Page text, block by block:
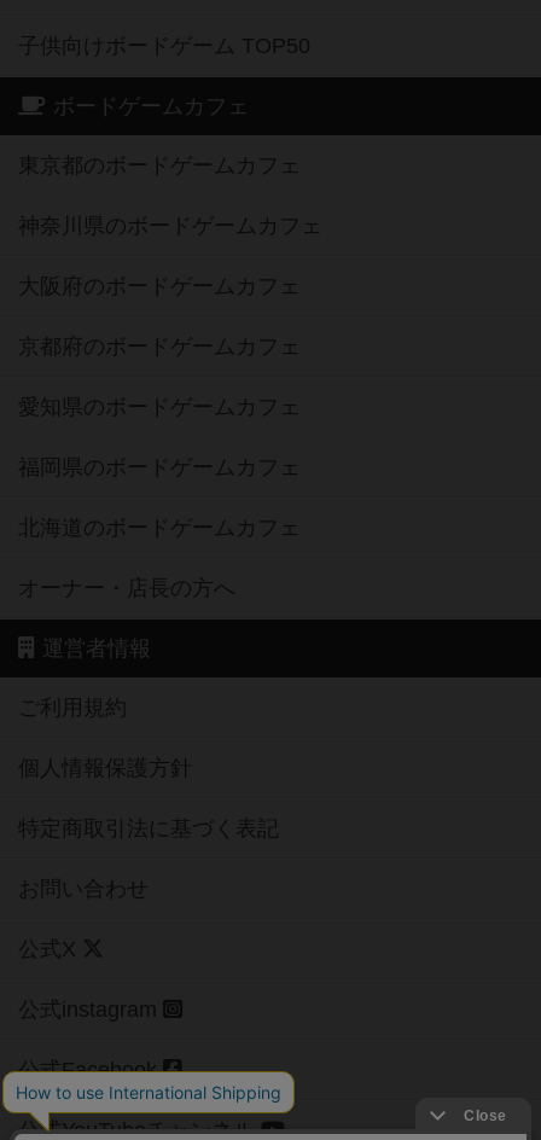
子供向けボードゲーム TOP50
ボードゲームカフェ
東京都のボードゲームカフェ
神奈川県のボードゲームカフェ
大阪府のボードゲームカフェ
京都府のボードゲームカフェ
愛知県のボードゲームカフェ
福岡県のボードゲームカフェ
北海道のボードゲームカフェ
オーナー・店長の方へ
運営者情報
ご利用規約
個人情報保護方針
特定商取引法に基づく表記
お問い合わせ
公式X
公式instagram
公式Facebook
公式YouTubeチャンネル